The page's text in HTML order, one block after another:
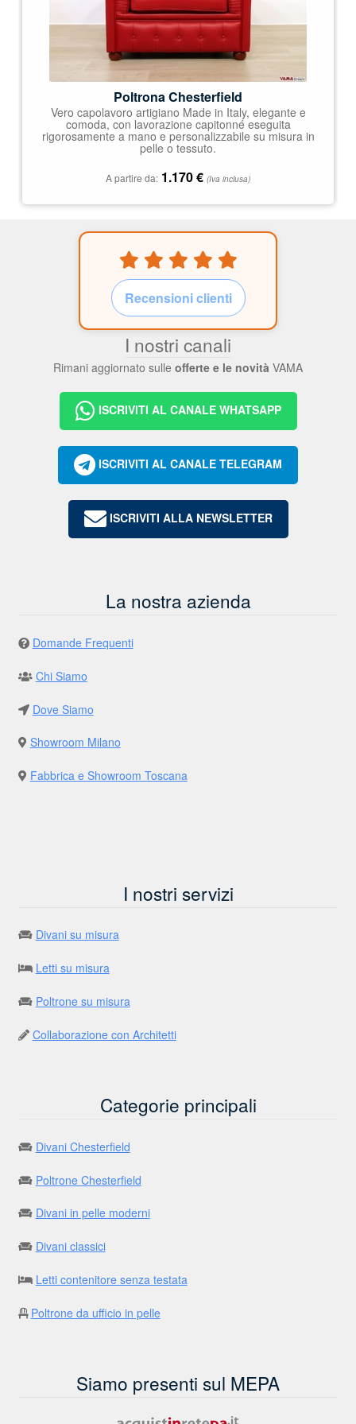
Poltrona Chesterfield
Vero capolavoro artigiano Made in Italy, elegante e
comoda, con lavorazione capitonné eseguita
rigorosamente a mano e personalizzabile su misura in
pelle o tessuto.
A partire da: 1.170€ (Iva inclusa)
Recensioni clienti
I nostri canali
Rimani aggiornato sulle offerte e le novità VAMA
ISCRIVITI AL CANALE WHATSAPP
ISCRIVITI AL CANALE TELEGRAM
ISCRIVITI ALLA NEWSLETTER
La nostra azienda
Domande Frequenti
Chi Siamo
Dove Siamo
Showroom Milano
Fabbrica e Showroom Toscana
I nostri servizi
Divani su misura
Letti su misura
Poltrone su misura
Collaborazione con Architetti
Categorie principali
Divani Chesterfield
Poltrone Chesterfield
Divani in pelle moderni
Divani classici
Letti contenitore senza testata
Poltrone da ufficio in pelle
Siamo presenti sul MEPA